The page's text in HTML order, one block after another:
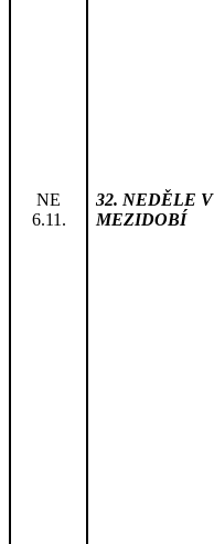
NE
6.11.
32. NEDĚLE V
MEZIDOBÍ